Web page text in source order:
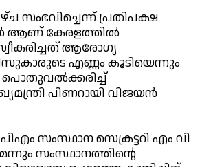
സംഭവിച്ചെന്ന് പ്രതിപക്ഷ
ആണ് കേരളത്തില്‍
ആരോഗ്യ
എണ്ണം കൂടിയെന്നും
പൊതുവല്‍ക്കരിച്ച്
പിണറായി വിജയന്‍
സംസ്ഥാന സെക്രട്ടറി എം വി
സംസ്ഥാനത്തിന്റെ